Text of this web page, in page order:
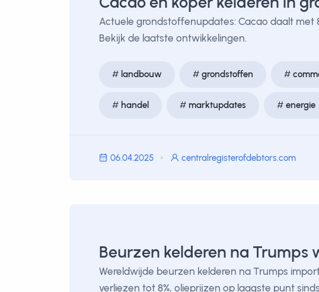
Actuele grondstoffenupdates: Cacao daalt met
Bekijk de laatste ontwikkelingen.
landbouw grondstoffen
handel marktupdates energie
06.04.2025 centralregisterofdebtors.com
Beurzen kelderen na
Wereldwijde beurzen kelderen na Trumps
verliezen tot 8%, olieprijzen op laagste punt sinds